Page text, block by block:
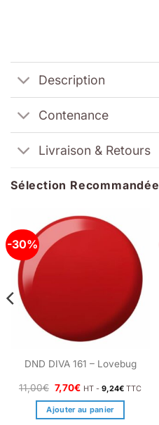
Description
Contenance
Livraison & Retours
Sélection Recommandée
-30%
DND DIVA 161 – Lovebug
11,00€ Le
prix
initial
était :
7,70€Le
actuel
est :
HT -9,24€ TTC
Ajouter au panier